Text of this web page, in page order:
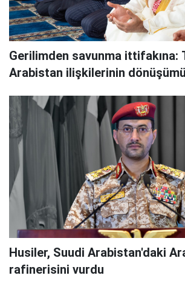
Gerilimden savunma ittifakına:
Arabistan ilişkilerinin dönüşümü
Husiler, Suudi Arabistan'daki
rafinerisini vurdu